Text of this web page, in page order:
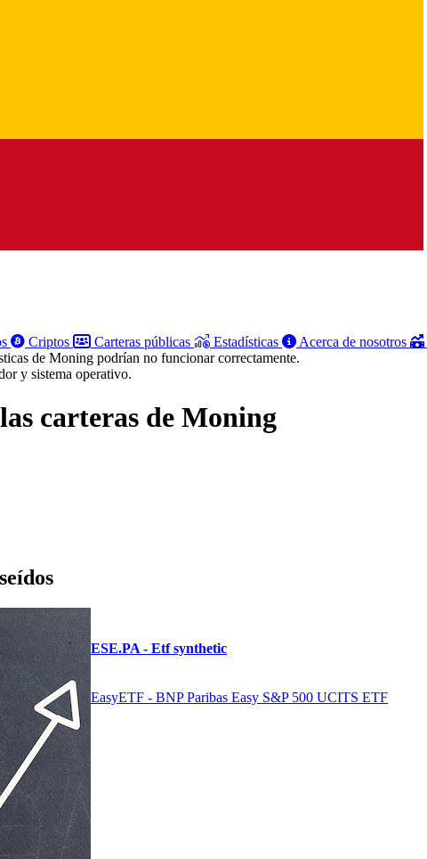
Criptos Carteras públicas Estadísticas Acerca de nosotros
de Moning podrían no funcionar correctamente.
y sistema operativo.
carteras de Moning
ESE.PA - Etf synthetic
EasyETF - BNP Paribas Easy S&P 500 UCITS ETF